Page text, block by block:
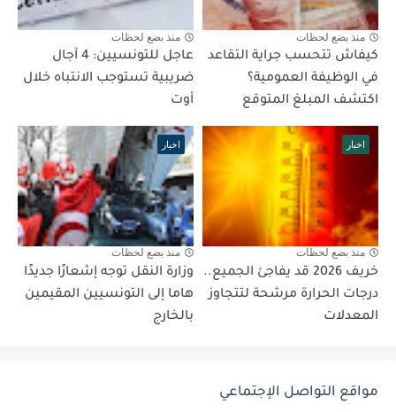
منذ بضع لحظات
كيفاش تتحسب جراية التقاعد
في الوظيفة العمومية؟
اكتشف المبلغ المتوقع
منذ بضع لحظات
عاجل للتونسيين: 4 آجال
ضريبية تستوجب الانتباه خلال
أوت
اخبار
منذ بضع لحظات
خريف 2026 قد يفاجئ الجميع..
درجات الحرارة مرشحة لتتجاوز
المعدلات
اخبار
منذ بضع لحظات
وزارة النقل توجه إشعارًا جديدًا
هاما إلى التونسيين المقيمين
بالخارج
مواقع التواصل الإجتماعي